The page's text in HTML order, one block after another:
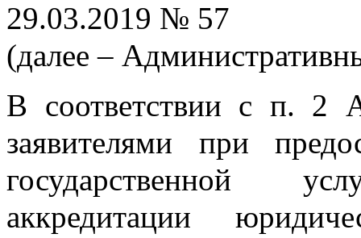
29.03.2019 № 57
(далее –
В соответствии с п. 2
заявителями при
государственной
аккредитации